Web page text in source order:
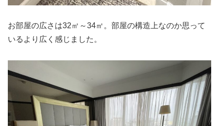
お部屋の広さは32㎡～34㎡。部屋の構造上なのか思って
いるより広く感じました。